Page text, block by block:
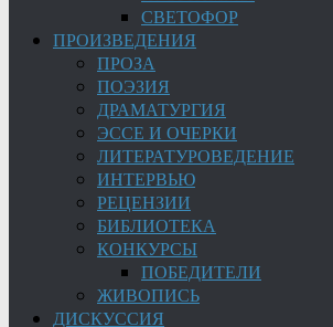
СВЕТОФОР
ПРОИЗВЕДЕНИЯ
ПРОЗА
ПОЭЗИЯ
ДРАМАТУРГИЯ
ЭССЕ И ОЧЕРКИ
ЛИТЕРАТУРОВЕДЕНИЕ
ИНТЕРВЬЮ
РЕЦЕНЗИИ
БИБЛИОТЕКА
КОНКУРСЫ
ПОБЕДИТЕЛИ
ЖИВОПИСЬ
ДИСКУССИЯ